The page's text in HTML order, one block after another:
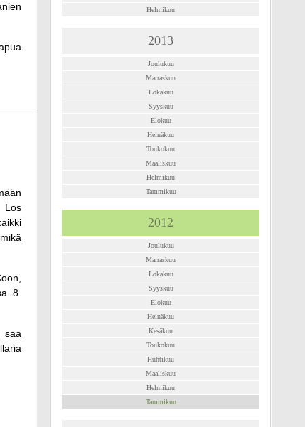
Los
8.
saa
Helmikuu
2013
Joulukuu
Marraskuu
Lokakuu
Syyskuu
Elokuu
Heinäkuu
Toukokuu
Maaliskuu
Helmikuu
Tammikuu
2012
Joulukuu
Marraskuu
Lokakuu
Syyskuu
Elokuu
Heinäkuu
Kesäkuu
Toukokuu
Huhtikuu
Maaliskuu
Helmikuu
Tammikuu